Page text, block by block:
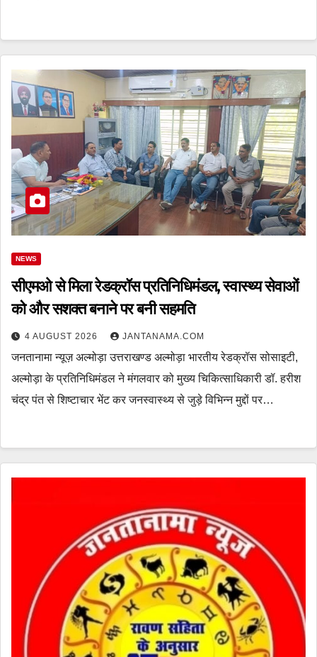
NEWS
सीएमओ से मिला रेडक्रॉस प्रतिनिधिमंडल, स्वास्थ्य सेवाओं
को और सशक्त बनाने पर बनी सहमति
4 AUGUST 2026 JANTANAMA.COM
जनतानामा न्यूज़ अल्मोड़ा उत्तराखण्ड अल्मोड़ा भारतीय रेडक्रॉस सोसाइटी,
अल्मोड़ा के प्रतिनिधिमंडल ने मंगलवार को मुख्य चिकित्साधिकारी डॉ. हरीश
चंद्र पंत से शिष्टाचार भेंट कर जनस्वास्थ्य से जुड़े विभिन्न मुद्दों पर…